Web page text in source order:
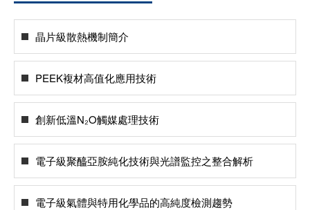
晶片級散熱機制簡介
PEEK複材高值化應用技術
創新低溫N₂O觸媒處理技術
電子級聚醯亞胺純化技術與光譜監控之整合解析
電子級氣體與特用化學品的高純度檢測趨勢